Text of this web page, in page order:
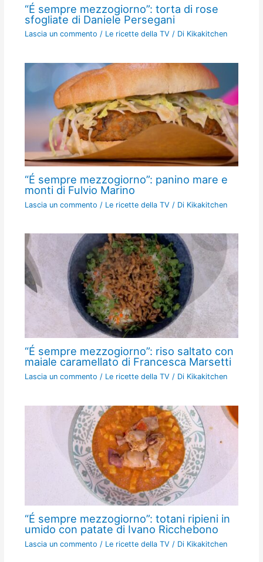
“É sempre mezzogiorno”: torta di rose
sfogliate di Daniele Persegani
Lascia un commento / Le ricette della TV / Di Kikakitchen
“É sempre mezzogiorno”: panino mare e
monti di Fulvio Marino
Lascia un commento / Le ricette della TV / Di Kikakitchen
“É sempre mezzogiorno”: riso saltato con
maiale caramellato di Francesca Marsetti
Lascia un commento / Le ricette della TV / Di Kikakitchen
“É sempre mezzogiorno”: totani ripieni in
umido con patate di Ivano Ricchebono
Lascia un commento / Le ricette della TV / Di Kikakitchen